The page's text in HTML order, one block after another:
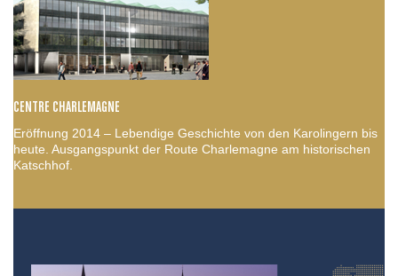
CENTRE CHARLEMAGNE
Eröffnung 2014 – Lebendige Geschichte von den Karolingern bis
heute. Ausgangspunkt der Route Charlemagne am historischen
Katschhof.